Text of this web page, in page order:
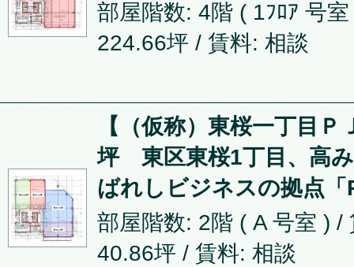
部屋階数: 4階 ( 1ﾌﾛｱ 号
224.66坪 / 賃料: 相談
【（仮称）東桜一丁目Ｐ
坪 東区東桜1丁目、高
ばれしビジネスの拠点「
部屋階数: 2階 ( A 号室 ) /
40.86坪 / 賃料: 相談